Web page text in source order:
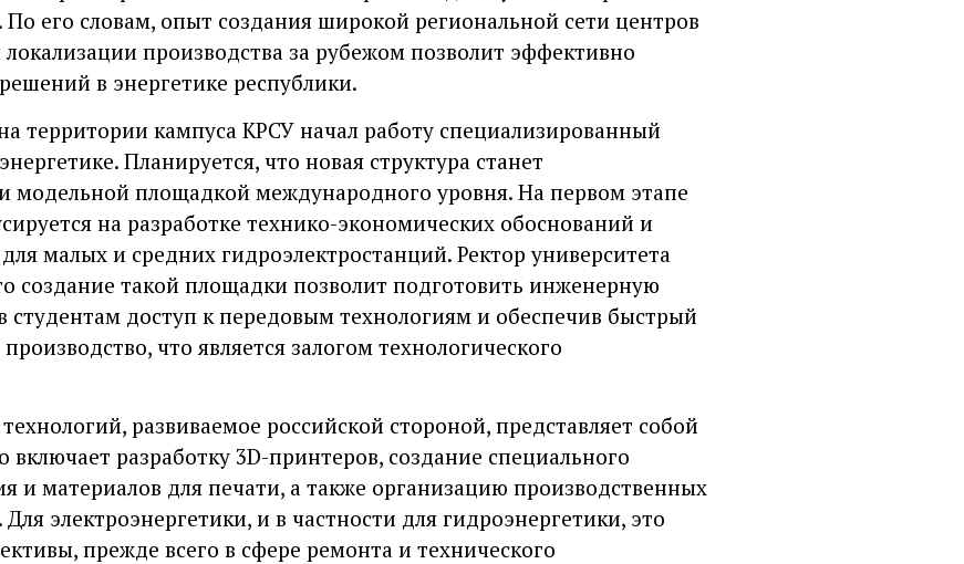
По его словам, опыт создания широкой региональной сети центров
производства за рубежом позволит эффективно
в энергетике республики.
территории кампуса КРСУ начал работу специализированный
Планируется, что новая структура станет
модельной площадкой международного уровня. На первом этапе
на разработке технико-экономических обоснований и
малых и средних гидроэлектростанций. Ректор университета
создание такой площадки позволит подготовить инженерную
студентам доступ к передовым технологиям и обеспечив быстрый
что является залогом технологического
развиваемое российской стороной, представляет собой
разработку 3D-принтеров, создание специального
и материалов для печати, а также организацию производственных
электроэнергетики, и в частности для гидроэнергетики, это
прежде всего в сфере ремонта и технического